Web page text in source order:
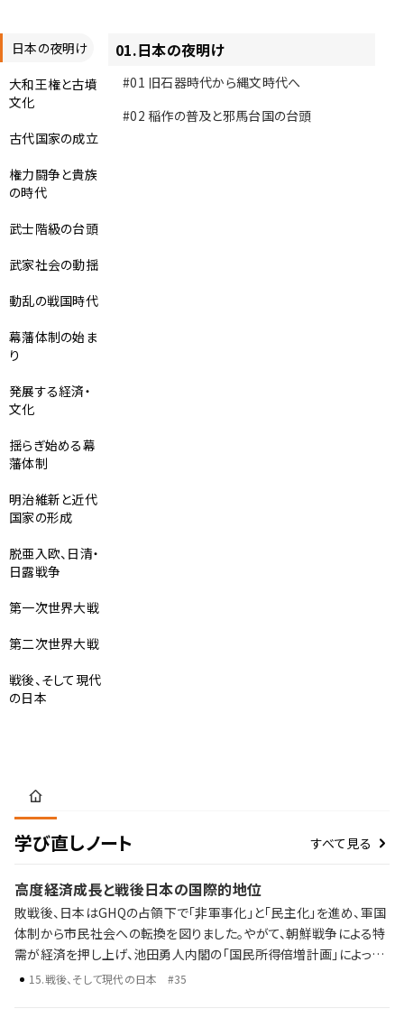
日本の夜明け
大和王権と古墳
文化
古代国家の成立
権力闘争と貴族
の時代
武士階級の台頭
武家社会の動揺
動乱の戦国時代
幕藩体制の始ま
り
発展する経済・
文化
揺らぎ始める幕
藩体制
明治維新と近代
国家の形成
脱亜入欧、日清・
日露戦争
第一次世界大戦
第二次世界大戦
戦後、そして現代
の日本
01.日本の夜明け
#01 旧石器時代から縄文時代へ
#02 稲作の普及と邪馬台国の台頭
学び直しノート すべて見る
高度経済成長と戦後日本の国際的地位
敗戦後、日本はGHQの占領下で「非軍事化」と「民主化」を進め、軍国
体制から市民社会への転換を図りました。やがて、朝鮮戦争による特
需が経済を押し上げ、池田勇人内閣の「国民所得倍増計画」によって
高度経済成長期が到来。東海道新幹線の開通、東京オリンピックの開
15.戦後、そして現代の日本 #35